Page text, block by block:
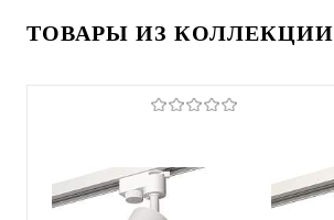
ТОВАРЫ ИЗ КОЛЛЕКЦИИ